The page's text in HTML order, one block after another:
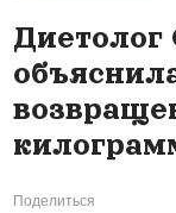
Диетолог
Поделиться